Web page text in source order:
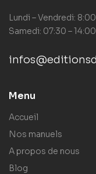
Lundi – Vendredi:
Samedi: 07:30 – 14:00
Menu
Accueil
Nos manuels
A propos de nous
Blog